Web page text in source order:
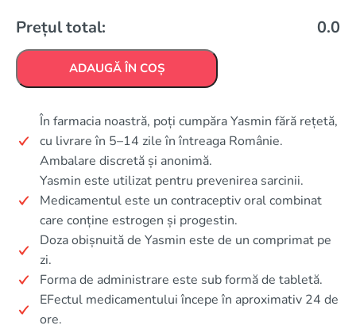
Prețul total: 0.0
ADAUGĂ ÎN COȘ
În farmacia noastră, poți cumpăra Yasmin fără rețetă,
cu livrare în 5–14 zile în întreaga Românie.
Ambalare discretă și anonimă.
Yasmin este utilizat pentru prevenirea sarcinii.
Medicamentul este un contraceptiv oral combinat
care conține estrogen și progestin.
Doza obișnuită de Yasmin este de un comprimat pe
zi.
Forma de administrare este sub formă de tabletă.
EFectul medicamentului începe în aproximativ 24 de
ore.